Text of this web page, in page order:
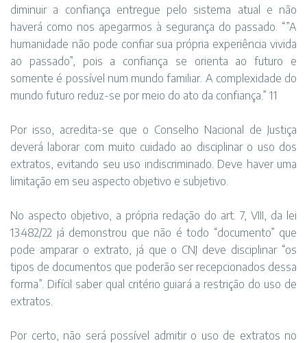
diminuir a confiança entregue pelo sistema atual e não
haverá como nos apegarmos à segurança do passado. “”A
humanidade não pode confiar sua própria experiência vivida
ao passado”, pois a confiança se orienta ao futuro e
somente é possível num mundo familiar. A complexidade do
mundo futuro reduz-se por meio do ato da confiança.” 11
Por isso, acredita-se que o Conselho Nacional de Justiça
deverá laborar com muito cuidado ao disciplinar o uso dos
extratos, evitando seu uso indiscriminado. Deve haver uma
limitação em seu aspecto objetivo e subjetivo.
No aspecto objetivo, a própria redação do art. 7, VIII, da lei
13.482/22 já demonstrou que não é todo “documento” que
pode amparar o extrato, já que o CNJ deve disciplinar “os
tipos de documentos que poderão ser recepcionados dessa
forma”. Difícil saber qual critério guiará a restrição do uso de
extratos.
Por certo, não será possível admitir o uso de extratos no